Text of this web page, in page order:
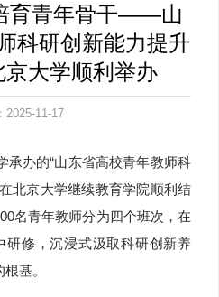
育青年骨干——山
科研创新能力提升
大学顺利举办
2025-11-17
承办的“山东省高校青年教师科
北京大学继续教育学院顺利结
名青年教师分为四个班次，在
研修，沉浸式汲取科研创新养
基。